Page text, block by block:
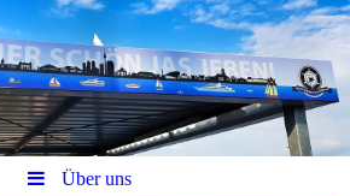
Über uns